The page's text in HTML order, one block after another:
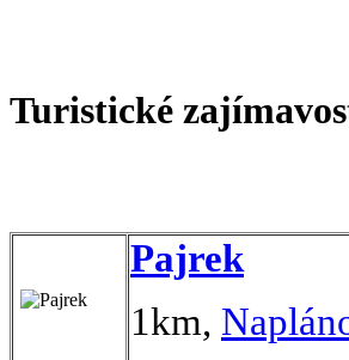
Turistické
Pajrek
1km,